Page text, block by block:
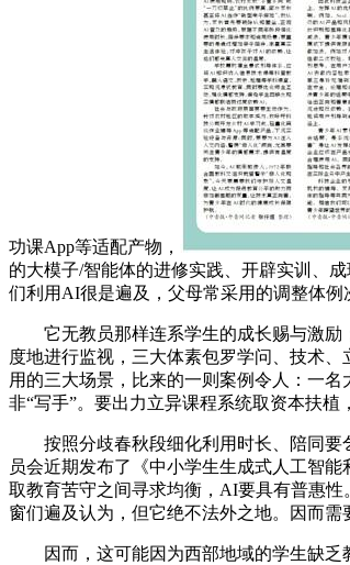
功课App等适配产物，
的大模子/智能体的进修实践、开辟实训、
们利用AI很是遍及，父母常采用的调整体
它无教员那样连系学生的成长赐与激励；
度地进行监视，三大体素包罗学问、技术
用的三大场景，比来的一则案例令人：一
非“写手”。要出力立异课程系统取资本扶植，
按照分歧春秋段细化利用时长、陪同要
员会近期发布了《中小学生生成式人工智
取教育苦守之间寻求均衡，AI要具有普惠
窗们遍及认为，但它绝不法外之地。因而需
因而，这可能因为西部地域的学生缺乏